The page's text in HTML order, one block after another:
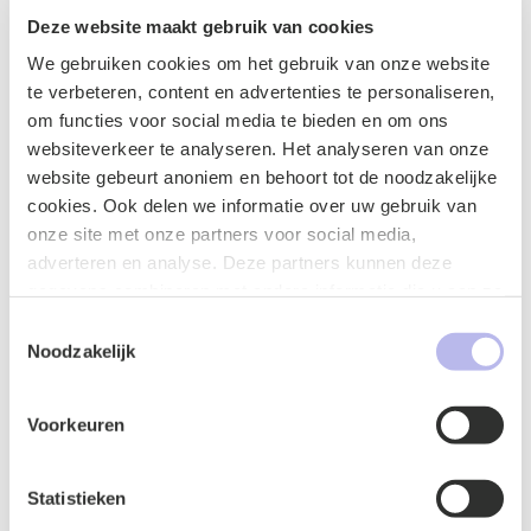
Deze website maakt gebruik van cookies
We gebruiken cookies om het gebruik van onze website
te verbeteren, content en advertenties te personaliseren,
om functies voor social media te bieden en om ons
websiteverkeer te analyseren. Het analyseren van onze
website gebeurt anoniem en behoort tot de noodzakelijke
cookies. Ook delen we informatie over uw gebruik van
onze site met onze partners voor social media,
adverteren en analyse. Deze partners kunnen deze
uw gebruik van hun services.
Noodzakelijk
Voorkeuren
Statistieken
Gedeeltelijk vergunnen? De aanvraag
laat zich niet knippen
29 juli 2026
Bouw & Vastgoed Bestuur & Overheid
Vastgoed
Omgeving & Overheid
betaalbare huur: direct bestuurlijke
27 juli 2026
Bouw & Vastgoed
Vastgoed